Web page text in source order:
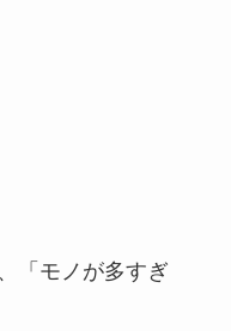
「モノが多すぎ